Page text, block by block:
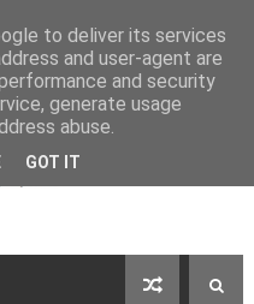
to deliver its services
and user-agent are
and security
generate usage
abuse.
GOT IT